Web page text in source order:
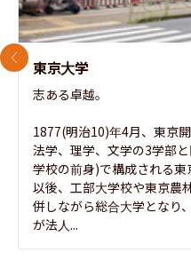
東京大学
志ある卓越。
1877(明治10)年4月、東京
法学、理学、文学の3学部
学校の前身)で構成される東
以後、工部大学校や東京農
併しながら総合大学となり
が法人...
前のスライド